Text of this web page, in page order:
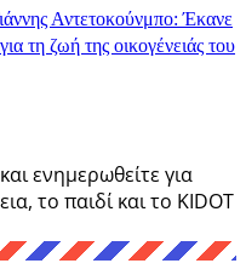
Αντετοκούνμπο: Έκανε
τη ζωή της οικογένειάς του
ενημερωθείτε για
το παιδί και το KIDOT